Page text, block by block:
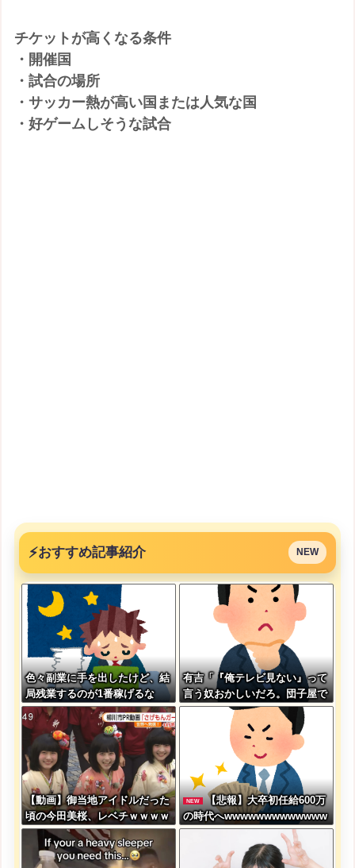
チケットが高くなる条件
・開催国
・試合の場所
・サッカー熱が高い国または人気な国
・好ゲームしそうな試合
⚡おすすめ記事紹介 NEW
色々副業に手を出したけど、結
局残業するのが1番稼げるな
有吉「『俺テレビ見ない』って
言う奴おかしいだろ。団子屋で
『団子食べない』って言う
【動画】御当地アイドルだった
頃の今田美桜、レベチｗｗｗｗ
ｗｗｗｗｗｗｗｗｗｗｗｗｗｗ
NEW
【悲報】大卒初任給600万
の時代へwwwwwwwwwwwww
wwwwww